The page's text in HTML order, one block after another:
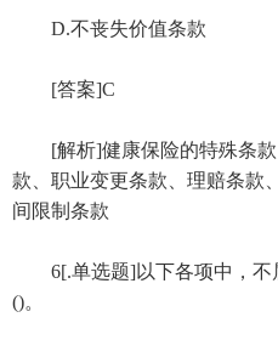
D.不丧失价值条款
[答案]C
[解析]健康保险的特殊条款
款、职业变更条款、理赔条款
间限制条款
6[.单选题]以下各项中，不
()。